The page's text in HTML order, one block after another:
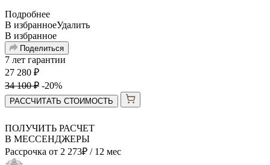
Подробнее
В избранноеУдалить
В избранное
Поделиться
7 лет гарантии
27 280 ₽
34 100₽ -20%
РАССЧИТАТЬ СТОИМОСТЬ
ПОЛУЧИТЬ РАСЧЕТ
В МЕССЕНДЖЕРЫ
Рассрочка от 2 273₽ / 12 мес